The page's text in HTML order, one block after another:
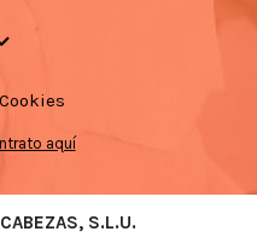
aquí
S.L.U.